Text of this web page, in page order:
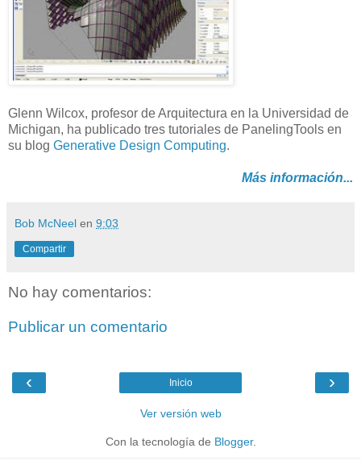
Glenn Wilcox, profesor de Arquitectura en la Universidad de
Michigan, ha publicado tres tutoriales de PanelingTools en
su blog Generative Design Computing.
Más información...
Bob McNeel en 9:03
Compartir
No hay comentarios:
Publicar un comentario
‹ ›
Inicio
Ver versión web
Con la tecnología de Blogger.